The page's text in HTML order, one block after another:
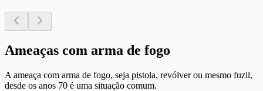
Ameaças com arma de fogo
A ameaça com arma de fogo, seja pistola, revólver ou mesmo fuzil,
desde os anos 70 é uma situação comum.